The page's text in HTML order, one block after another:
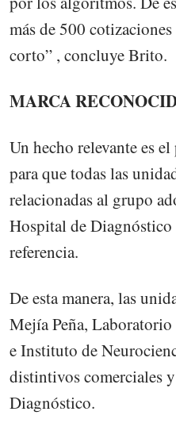
más de 500
corto” , concluye Brito.
MARCA
Un hecho relevante es
para que todas las
relacionadas al grupo
Hospital de
referencia.
De esta manera, las
Mejía Peña,
e Instituto de
distintivos comerciales
Diagnóstico.